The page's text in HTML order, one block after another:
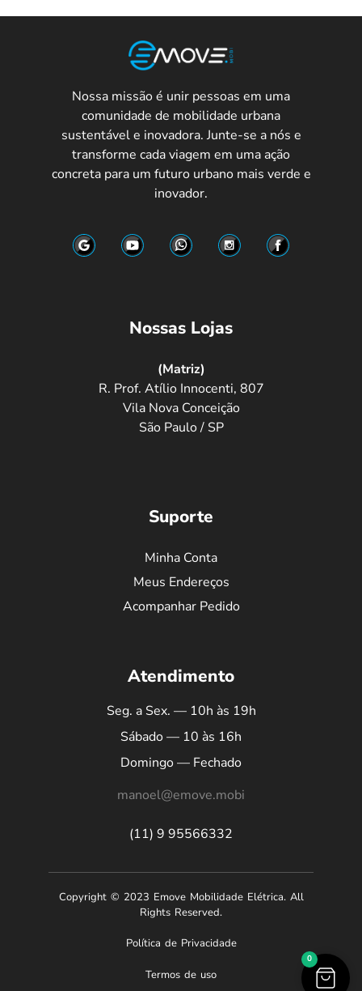
Nossa missão é unir pessoas em uma
comunidade de mobilidade urbana
sustentável e inovadora. Junte-se a nós e
transforme cada viagem em uma ação
concreta para um futuro urbano mais verde e
inovador.
Nossas Lojas
(Matriz)
R. Prof. Atílio Innocenti, 807
Vila Nova Conceição
São Paulo / SP
Suporte
Minha Conta
Meus Endereços
Acompanhar Pedido
Atendimento
Seg. a Sex. — 10h às 19h
Sábado — 10 às 16h
Domingo — Fechado
manoel@emove.mobi
(11) 9 95566332
Copyright © 2023 Emove Mobilidade Elétrica. All
Rights Reserved.
Política de Privacidade
Termos de uso
0